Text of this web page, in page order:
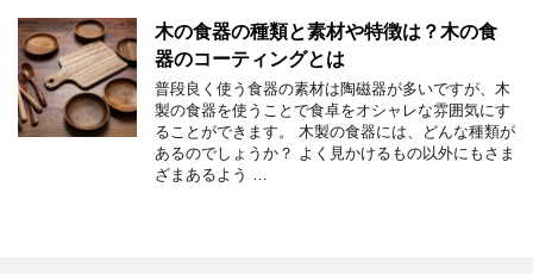
木の食器の種類と素材や特徴は？木の食
器のコーティングとは
普段良く使う食器の素材は陶磁器が多いですが、木
製の食器を使うことで食卓をオシャレな雰囲気にす
ることができます。 木製の食器には、どんな種類が
あるのでしょうか？ よく見かけるもの以外にもさま
ざまあるよう …